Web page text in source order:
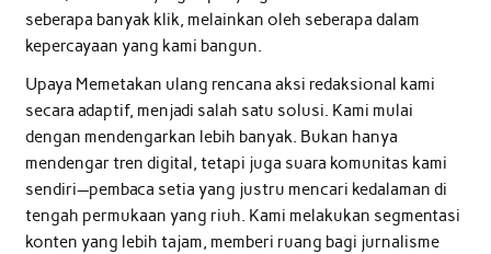
seberapa banyak klik, melainkan oleh seberapa dalam
kepercayaan yang kami bangun.
Upaya Memetakan ulang rencana aksi redaksional kami
secara adaptif, menjadi salah satu solusi. Kami mulai
dengan mendengarkan lebih banyak. Bukan hanya
mendengar tren digital, tetapi juga suara komunitas kami
sendiri—pembaca setia yang justru mencari kedalaman di
tengah permukaan yang riuh. Kami melakukan segmentasi
konten yang lebih tajam, memberi ruang bagi jurnalisme